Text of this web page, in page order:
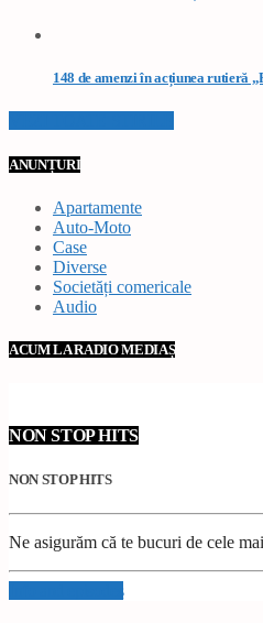
148 de amenzi în acțiunea rutieră
ANUNȚURI
Apartamente
Auto-Moto
Case
Diverse
Societăți comericale
Audio
ACUM LA RADIO MEDIAȘ
NON STOP HITS
NON STOP HITS
Ne asigurăm că te bucuri de cele
Info and episodes